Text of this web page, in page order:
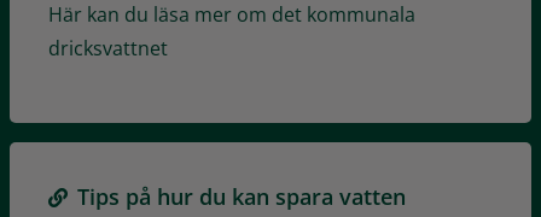
Här kan du läsa mer om det kommunala
dricksvattnet
Tips på hur du kan spara vatten